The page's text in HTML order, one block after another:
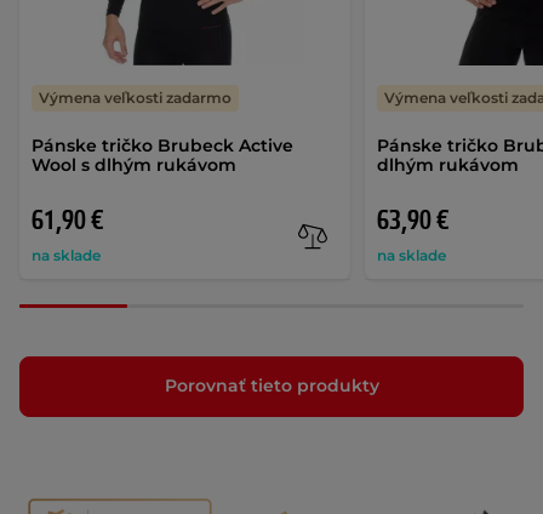
Pánske tričko Brubeck Active
Wool s dlhým rukávom
61,90 €
na sklade
Výmena veľkosti zadarmo
Pánske tričko
dlhým rukávom
63,90 €
na sklade
Výmena veľkosti
Porovnať tieto produkty